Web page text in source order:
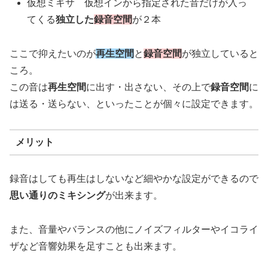
仮想ミキサ 仮想インから指定された音だけが入っ
てくる独立した録音空間が２本
ここで抑えたいのが再生空間 と録音空間が独立していると
ころ。
この音は再生空間に出す・出さない、その上で録音空間に
は送る・送らない、といったことが個々に設定できます。
メリット
録音はしても再生はしないなど細やかな設定ができるので
思い通りのミキシングが出来ます。
また、音量やバランスの他にノイズフィルターやイコライ
ザなど音響効果を足すことも出来ます。